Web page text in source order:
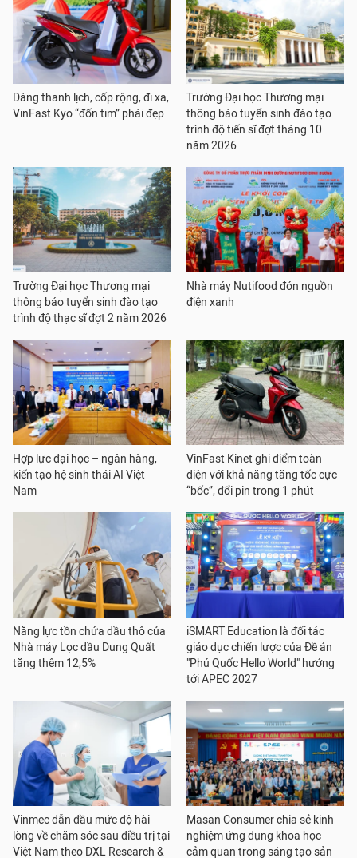
Dáng thanh lịch, cốp rộng, đi xa,
VinFast Kyo “đốn tim” phái đẹp
Trường Đại học Thương mại
thông báo tuyển sinh đào tạo
trình độ tiến sĩ đợt tháng 10
năm 2026
Trường Đại học Thương mại
thông báo tuyển sinh đào tạo
trình độ thạc sĩ đợt 2 năm 2026
Nhà máy Nutifood đón nguồn
điện xanh
Hợp lực đại học – ngân hàng,
kiến tạo hệ sinh thái AI Việt
Nam
VinFast Kinet ghi điểm toàn
diện với khả năng tăng tốc cực
“bốc”, đổi pin trong 1 phút
Năng lực tồn chứa dầu thô của
Nhà máy Lọc dầu Dung Quất
tăng thêm 12,5%
iSMART Education là đối tác
giáo dục chiến lược của Đề án
"Phú Quốc Hello World" hướng
tới APEC 2027
Vinmec dẫn đầu mức độ hài
lòng về chăm sóc sau điều trị tại
Việt Nam theo DXL Research &
Masan Consumer chia sẻ kinh
nghiệm ứng dụng khoa học
cảm quan trong sáng tạo sản